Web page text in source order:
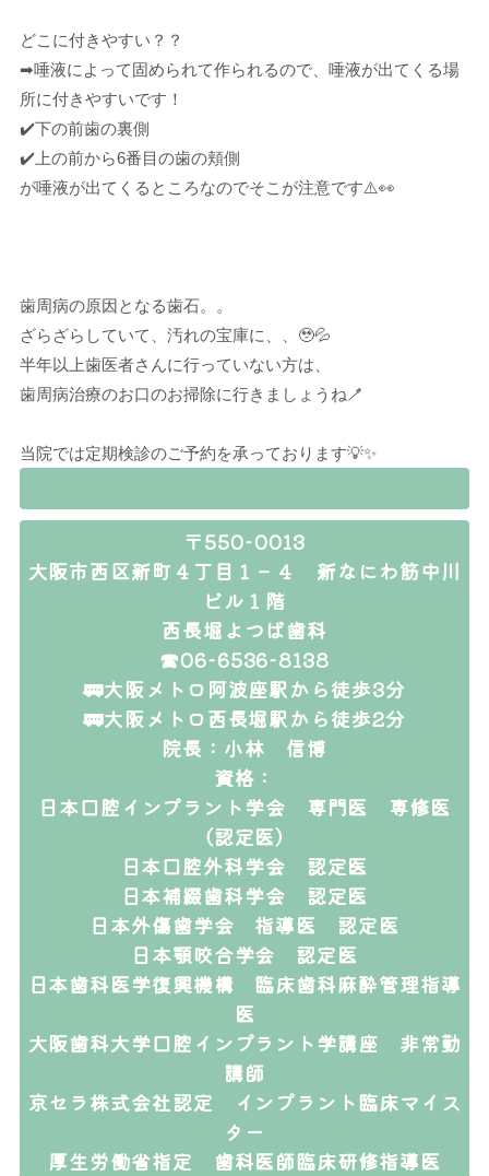
どこに付きやすい？？
➡︎唾液によって固められて作られるので、唾液が出てくる場
所に付きやすいです！
✔️下の前歯の裏側
✔️上の前から6番目の歯の頬側
が唾液が出てくるところなのでそこが注意です⚠️👀
歯周病の原因となる歯石。。
ざらざらしていて、汚れの宝庫に、、🥹💦
半年以上歯医者さんに行っていない方は、
歯周病治療のお口のお掃除に行きましょうね🪥
当院では定期検診のご予約を承っております💡✨
〒550-0013
大阪市西区新町４丁目１－４ 新なにわ筋中川
ビル１階
西長堀よつば歯科
☎06-6536-8138
🚃大阪メトロ阿波座駅から徒歩3分
🚃大阪メトロ西長堀駅から徒歩2分
院長：小林 信博
資格：
日本口腔インプラント学会 専門医 専修医
（認定医）
日本口腔外科学会 認定医
日本補綴歯科学会 認定医
日本外傷歯学会 指導医 認定医
日本顎咬合学会 認定医
日本歯科医学復興機構 臨床歯科麻酔管理指導
医
大阪歯科大学口腔インプラント学講座 非常勤
講師
京セラ株式会社認定 インプラント臨床マイス
ター
厚生労働省指定 歯科医師臨床研修指導医